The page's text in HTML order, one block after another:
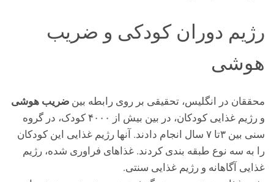
رژیم دوران کودکی و ضریب
هوشی
محققان در انگلیس، تحقیقی بر روی رابطه بین ضریب هوشی
و رژیم غذایی کودکان، در بین بیش از ۴۰۰۰ کودک، در گروه
سنی بین ۳تا ۷ سال انجام دادند. آنها رژیم غذایی این کودکان
را به سه نوع طبقه بندی کردند. غذاهای فراوری شده، رژیم
غذایی آگاهانه و رژیم غذایی سنتی.